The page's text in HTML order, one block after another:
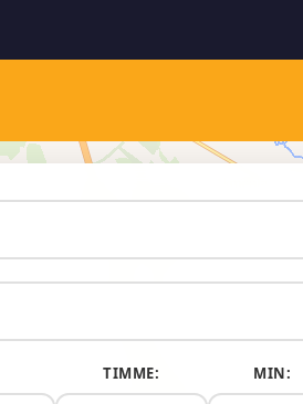
TIMME: MIN: